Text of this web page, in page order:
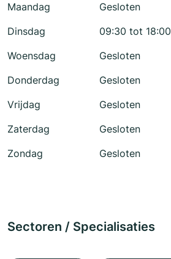
Maandag
Gesloten
Dinsdag
09:30 tot 18:00
Woensdag
Gesloten
Donderdag
Gesloten
Vrijdag
Gesloten
Zaterdag
Gesloten
Zondag
Gesloten
Sectoren / Specialisaties